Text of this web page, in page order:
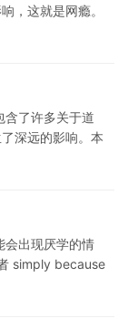
，这就是网瘾。
含了许多关于道
深远的影响。本
会出现厌学的情
simply because